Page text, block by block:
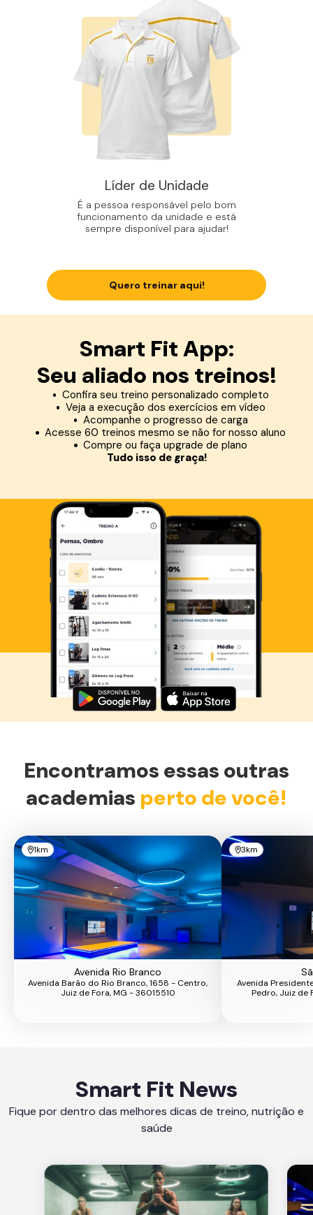
Líder de Unidade
É a pessoa responsável pelo bom
funcionamento da unidade e está
sempre disponível para ajudar!
Quero treinar aqui!
Smart Fit App:
Seu aliado nos treinos!
Confira seu treino personalizado completo
Veja a execução dos exercícios em vídeo
Acompanhe o progresso de carga
Acesse 60 treinos mesmo se não for nosso aluno
Compre ou faça upgrade de plano
Tudo isso de graça!
Baixe agora o Smart Fit App
Encontramos essas outras
academias perto de você!
1km
Avenida Rio Branco
Avenida Barão do Rio Branco, 1658 - Centro,
Juiz de Fora, MG - 36015510
3km
Avenida
Pedro, Juiz de
Smart Fit News
Fique por dentro das melhores dicas de treino, nutrição e
saúde